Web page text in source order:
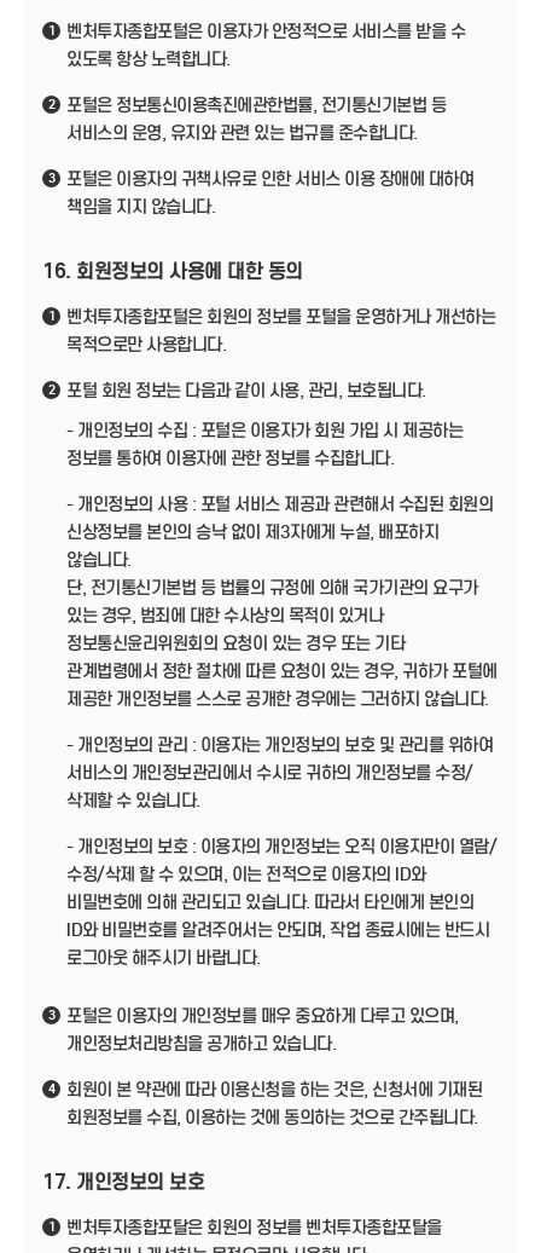
1
벤처투자종합포털은 이용자가 안정적으로 서비스를 받을 수
있도록 항상 노력합니다.
2
포털은 정보통신이용촉진에관한법률, 전기통신기본법 등
서비스의 운영, 유지와 관련 있는 법규를 준수합니다.
3
포털은 이용자의 귀책사유로 인한 서비스 이용 장애에 대하여
책임을 지지 않습니다.
16. 회원정보의 사용에 대한 동의
1
벤처투자종합포털은 회원의 정보를 포털을 운영하거나 개선하는
목적으로만 사용합니다.
2
포털 회원 정보는 다음과 같이 사용, 관리, 보호됩니다.
- 개인정보의 수집 : 포털은 이용자가 회원 가입 시 제공하는
정보를 통하여 이용자에 관한 정보를 수집합니다.
- 개인정보의 사용 : 포털 서비스 제공과 관련해서 수집된 회원의
신상정보를 본인의 승낙 없이 제3자에게 누설, 배포하지
않습니다.
단, 전기통신기본법 등 법률의 규정에 의해 국가기관의 요구가
있는 경우, 범죄에 대한 수사상의 목적이 있거나
정보통신윤리위원회의 요청이 있는 경우 또는 기타
관계법령에서 정한 절차에 따른 요청이 있는 경우, 귀하가 포털에
제공한 개인정보를 스스로 공개한 경우에는 그러하지 않습니다.
- 개인정보의 관리 : 이용자는 개인정보의 보호 및 관리를 위하여
서비스의 개인정보관리에서 수시로 귀하의 개인정보를 수정/
삭제할 수 있습니다.
- 개인정보의 보호 : 이용자의 개인정보는 오직 이용자만이 열람/
수정/삭제 할 수 있으며, 이는 전적으로 이용자의 ID와
비밀번호에 의해 관리되고 있습니다. 따라서 타인에게 본인의
ID와 비밀번호를 알려주어서는 안되며, 작업 종료시에는 반드시
로그아웃 해주시기 바랍니다.
3
포털은 이용자의 개인정보를 매우 중요하게 다루고 있으며,
개인정보처리방침을 공개하고 있습니다.
4
회원이 본 약관에 따라 이용신청을 하는 것은, 신청서에 기재된
회원정보를 수집, 이용하는 것에 동의하는 것으로 간주됩니다.
17. 개인정보의 보호
1
벤처투자종합포탈은 회원의 정보를 벤처투자종합포탈을